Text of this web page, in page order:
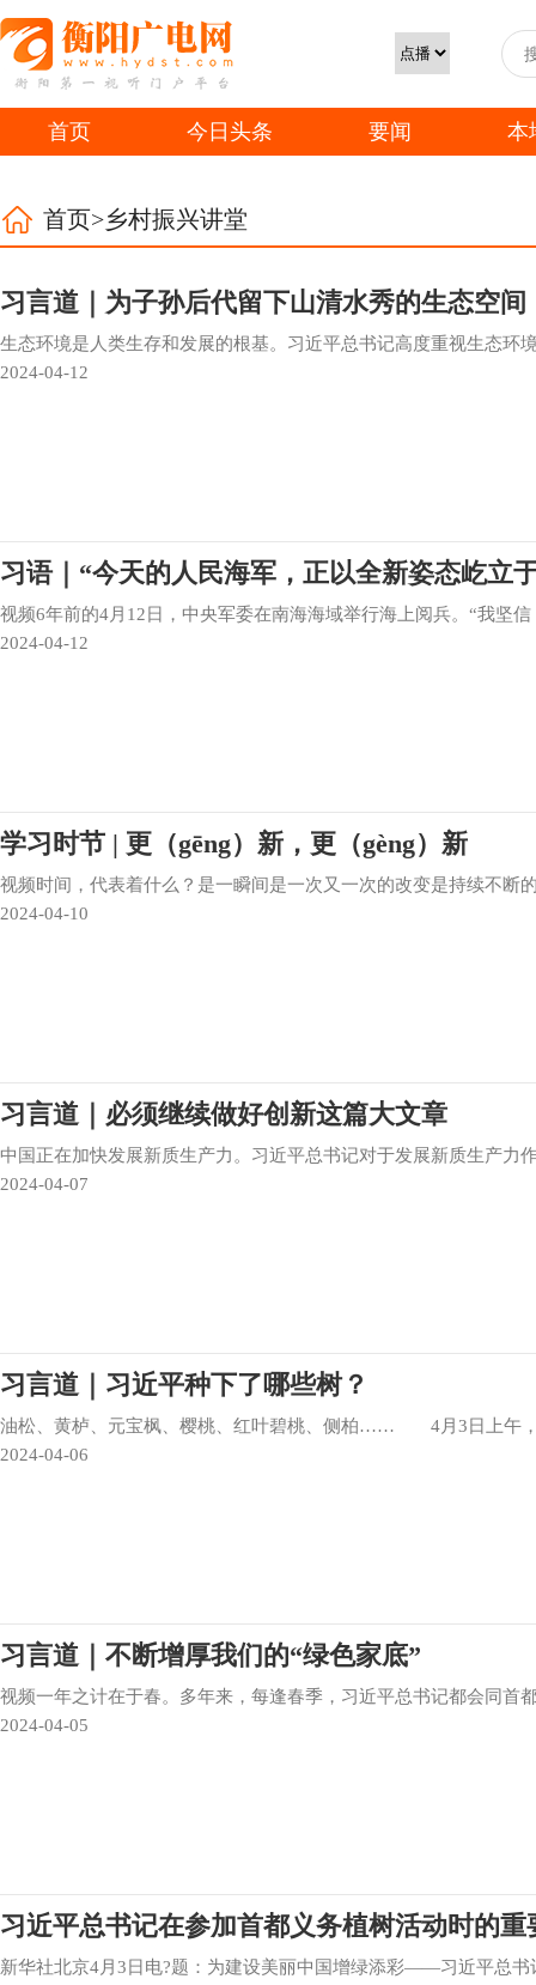
首页 今日头条 要闻 本
首页>乡村振兴讲堂
习言道｜为子孙后代留下山清水秀的生态空间
生态环境是人类生存和发展的根基。习近平总书记高度重视生态环
2024-04-12
习语｜“今天的人民海军，正以全新姿态屹立
视频6年前的4月12日，中央军委在南海海域举行海上阅兵。“我坚
2024-04-12
学习时节 | 更（gēng）新，更（gèng）新
视频时间，代表着什么？是一瞬间是一次又一次的改变是持续不断
2024-04-10
习言道｜必须继续做好创新这篇大文章
中国正在加快发展新质生产力。习近平总书记对于发展新质生产力
2024-04-07
习言道｜习近平种下了哪些树？
油松、黄栌、元宝枫、樱桃、红叶碧桃、侧柏…… 4月3日上午，
2024-04-06
习言道｜不断增厚我们的“绿色家底”
视频一年之计在于春。多年来，每逢春季，习近平总书记都会同首
2024-04-05
习近平总书记在参加首都义务植树活动时的
新华社北京4月3日电?题：为建设美丽中国增绿添彩——习近平总